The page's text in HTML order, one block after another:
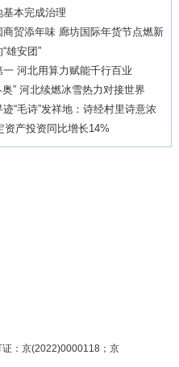
本完成治理
商贸添年味 廊坊国际年货节点燃新
雄安团”
河北用算力赋能千行百业
奥” 河北续燃冰雪热力对接世界
迹“毛诗”发祥地：诗经村里诗意浓
资产投资同比增长14%
：京(2022)0000118；京